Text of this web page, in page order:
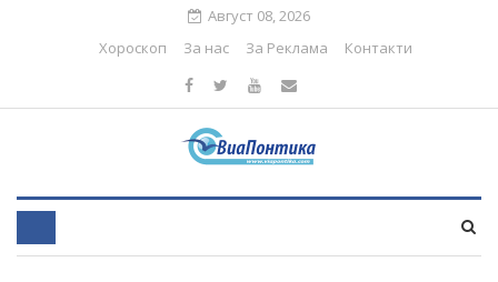
Август 08, 2026
Хороскоп
За нас За Реклама Контакти